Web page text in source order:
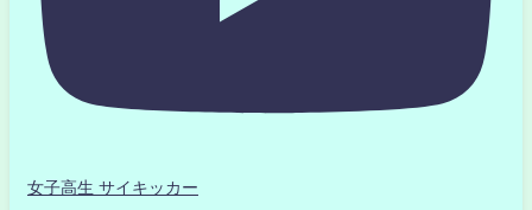
女子高生 サイキッカー